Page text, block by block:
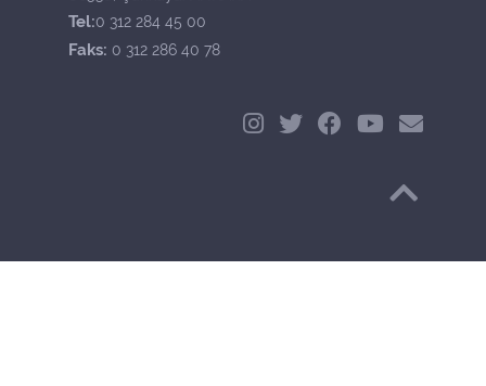
Tel:0 312 284 45 00
Faks: 0 312 286 40 78